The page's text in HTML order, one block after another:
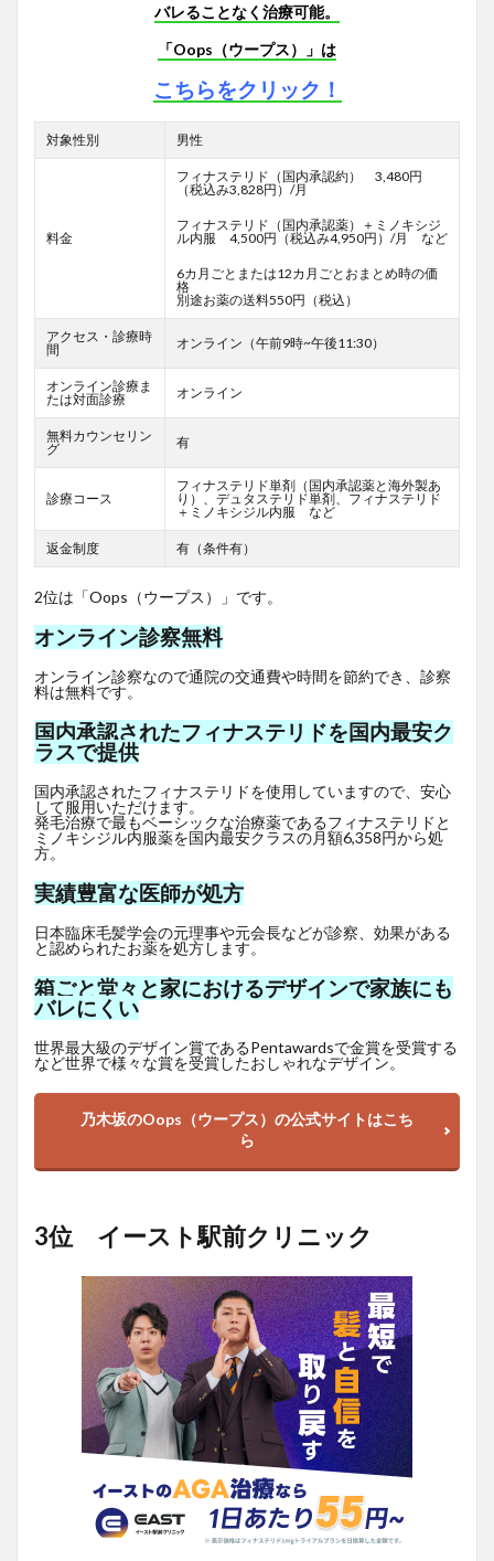
バレることなく治療可能。
「Oops（ウープス）」は
こちらをクリック！
対象性別 男性
料金
フィナステリド（国内承認約） 3,480円
（税込み3,828円）/月
フィナステリド（国内承認薬）＋ミノキシジ
ル内服 4,500円（税込み4,950円）/月 など
6カ月ごとまたは12カ月ごとおまとめ時の価
格
別途お薬の送料550円（税込）
アクセス・診療時
間
オンライン（午前9時~午後11:30）
オンライン診療ま
たは対面診療
オンライン
無料カウンセリン
グ
有
診療コース
フィナステリド単剤（国内承認薬と海外製あ
り）、デュタステリド単剤、フィナステリド
＋ミノキシジル内服 など
返金制度 有（条件有）
2位は「Oops（ウープス）」です。
オンライン診察無料
オンライン診察なので通院の交通費や時間を節約でき、診察
料は無料です。
国内承認されたフィナステリドを国内最安ク
ラスで提供
国内承認されたフィナステリドを使用していますので、安心
して服用いただけます。
発毛治療で最もベーシックな治療薬であるフィナステリドと
ミノキシジル内服薬を国内最安クラスの月額6,358円から処
方。
実績豊富な医師が処方
日本臨床毛髪学会の元理事や元会長などが診察、効果がある
と認められたお薬を処方します。
箱ごと堂々と家におけるデザインで家族にも
バレにくい
世界最大級のデザイン賞であるPentawardsで金賞を受賞する
など世界で様々な賞を受賞したおしゃれなデザイン。
乃木坂のOops（ウープス）の公式サイトはこち
ら
3位 イースト駅前クリニック